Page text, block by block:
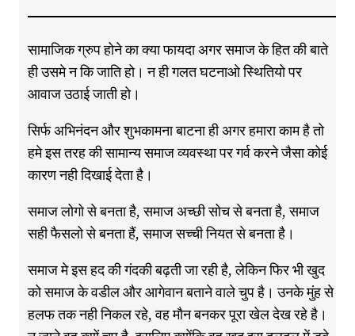
सामाजिक ग्रुप होने का क्या फायदा अगर समाज के हित की बाते
ही उसमे न कि जाति हो। न ही गलत घटनाओ स्थितियो पर
आवाज उठाई जाती हो।
सिर्फ अभिनंदन और शुभकामना बाटना ही अगर हमारा काम है तो
हमे इस तरह की सामान्य समाज व्यवस्था पर गर्व करने जैसा कोई
कारण नही दिखाई देता है।
समाज लोगो से बनता है, समाज अच्छी सोच से बनता है, समाज
सही फैसलो से बनता हैं, समाज सच्ची नियत से बनता है।
समाज मे इस हद की गंदकी बढ़ती जा रही है, लेकिन फिर भी खुद
को समाज के वडील और आगेवान बताने वाले चुप है। उनके मुंह से
हलफ तक नही निकल रहे, वह मौन बनकर पूरा खेल देख रहे है।